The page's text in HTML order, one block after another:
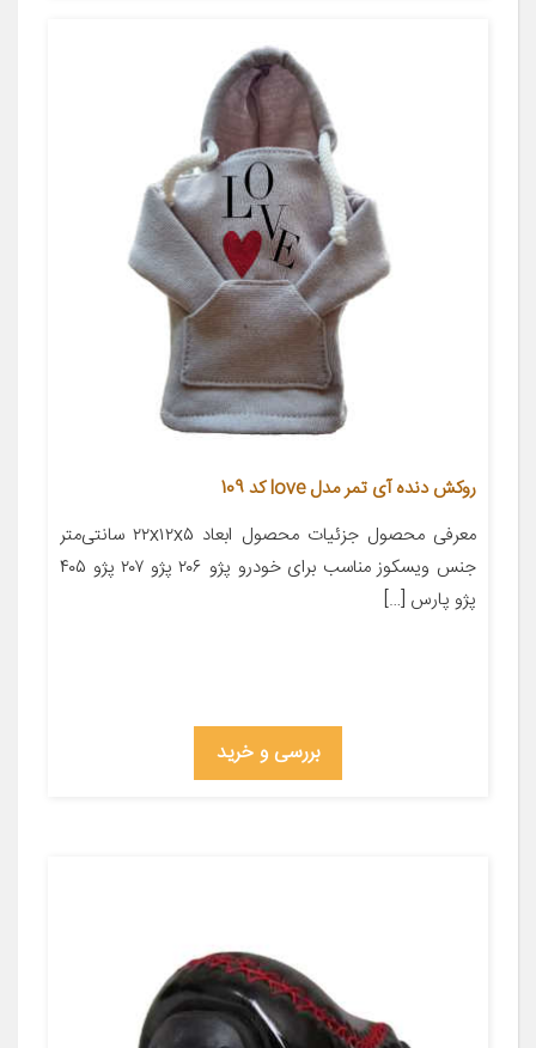
روکش دنده آی تمر مدل love کد 109
معرفی محصول جزئیات محصول ابعاد ۲۲x۱۲x۵ سانتی‌متر
جنس ویسکوز مناسب برای خودرو پژو ۲۰۶ پژو ۲۰۷ پژو ۴۰۵
پژو پارس […]
بررسی و خرید